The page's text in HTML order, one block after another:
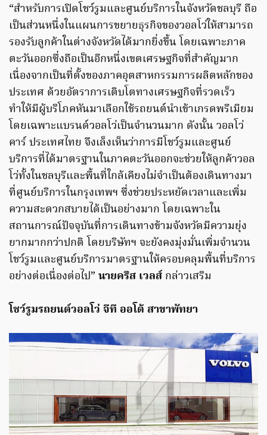
“สำหรับการเปิดโชว์รูมและศูนย์บริการในจังหวัดชลบุรี ถือ
เป็นส่วนหนึ่งในแผนการขยายธุรกิจของวอลโว่ให้สามารถ
รองรับลูกค้าในต่างจังหวัดได้มากยิ่งขึ้น โดยเฉพาะภาค
ตะวันออกซึ่งถือเป็นอีกหนึ่งเขตเศรษฐกิจที่สำคัญมาก
เนื่องจากเป็นที่ตั้งของภาคอุตสาหกรรมการผลิตหลักของ
ประเทศ ด้วยอัตราการเติบโตทางเศรษฐกิจที่รวดเร็ว
ทำให้มีผู้บริโภคหันมาเลือกใช้รถยนต์นำเข้าเกรดพรีเมียม
โดยเฉพาะแบรนด์วอลโว่เป็นจำนวนมาก ดังนั้น วอลโว่
คาร์ ประเทศไทย จึงเล็งเห็นว่าการมีโชว์รูมและศูนย์
บริการที่ได้มาตรฐานในภาคตะวันออกจะช่วยให้ลูกค้าวอล
โว่ทั้งในชลบุรีและพื้นที่ใกล้เคียงไม่จำเป็นต้องเดินทางมา
ที่ศูนย์บริการในกรุงเทพฯ ซึ่งช่วยประหยัดเวลาและเพิ่ม
ความสะดวกสบายได้เป็นอย่างมาก โดยเฉพาะใน
สถานการณ์ปัจจุบันที่การเดินทางข้ามจังหวัดมีความยุ่ง
ยากมากกว่าปกติ โดยบริษัทฯ จะยังคงมุ่งมั่นเพิ่มจำนวน
โชว์รูมและศูนย์บริการมาตรฐานให้ครอบคลุมพื้นที่บริการ
อย่างต่อเนื่องต่อไป” นายคริส เวลส์ กล่าวเสริม
โชว์รูมรถยนต์วอลโว่ จีที ออโต้ สาขาพัทยา